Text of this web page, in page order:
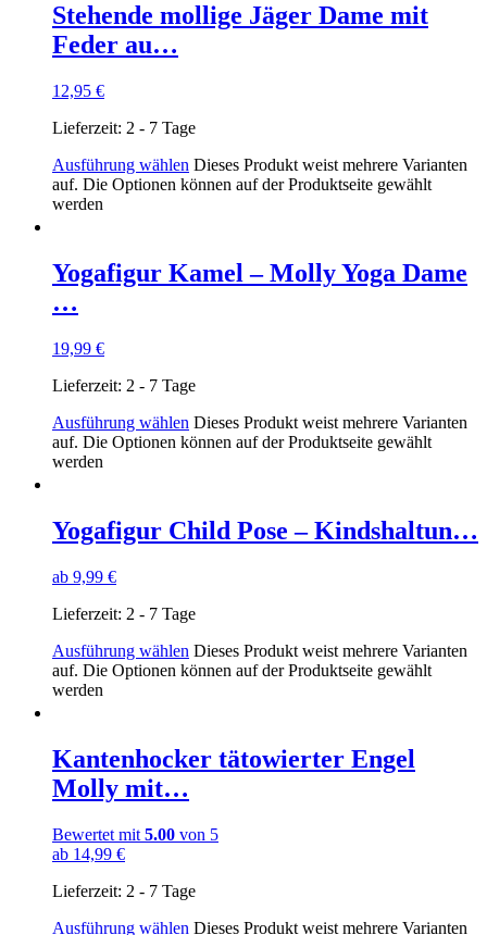
Stehende mollige Jäger Dame mit
Feder au…
12,95 €
Lieferzeit: 2 - 7 Tage
Ausführung wählen Dieses Produkt weist mehrere Varianten
auf. Die Optionen können auf der Produktseite gewählt
werden
Yogafigur Kamel – Molly Yoga Dame
…
19,99 €
Lieferzeit: 2 - 7 Tage
Ausführung wählen Dieses Produkt weist mehrere Varianten
auf. Die Optionen können auf der Produktseite gewählt
werden
Yogafigur Child Pose – Kindshaltun…
ab 9,99 €
Lieferzeit: 2 - 7 Tage
Ausführung wählen Dieses Produkt weist mehrere Varianten
auf. Die Optionen können auf der Produktseite gewählt
werden
Kantenhocker tätowierter Engel
Molly mit…
Bewertet mit 5.00 von 5
ab 14,99 €
Lieferzeit: 2 - 7 Tage
Ausführung wählen Dieses Produkt weist mehrere Varianten